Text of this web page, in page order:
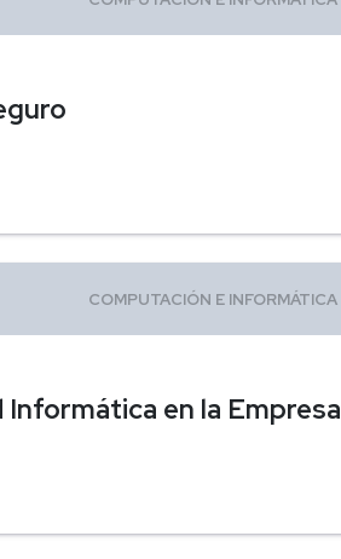
en la Empresa